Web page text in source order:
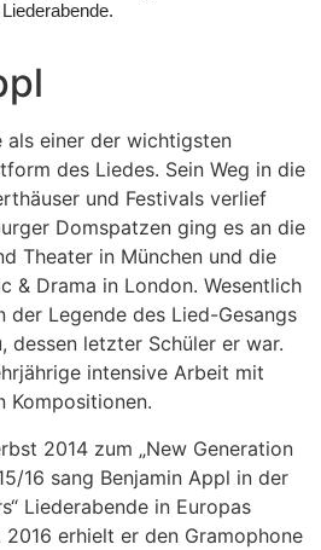
als einer der wichtigsten
des Liedes. Sein Weg in die
und Festivals verlief
Domspatzen ging es an die
Theater in München und die
& Drama in London. Wesentlich
der Legende des Lied-Gesangs
dessen letzter Schüler er war.
intensive Arbeit mit
Kompositionen.
2014 zum „New Generation
16 sang Benjamin Appl in der
Liederabende in Europas
erhielt er den Gramophone